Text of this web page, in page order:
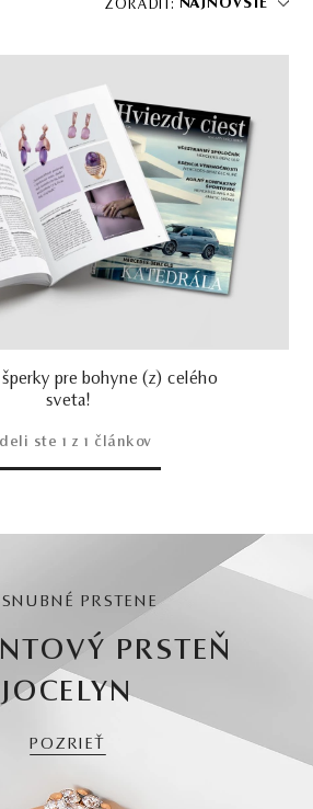
ZORADIŤ: NAJNOVŠIE
pre bohyne (z) celého
sveta!
ste 1 z 1 článkov
PRSTENE
PRSTEŇ
JOCELYN
POZRIEŤ